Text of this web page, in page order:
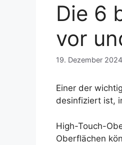
Die 6
vor
19. Dezember 2024
Einer der
desinfiziert ist,
High-Touch-
Oberflächen